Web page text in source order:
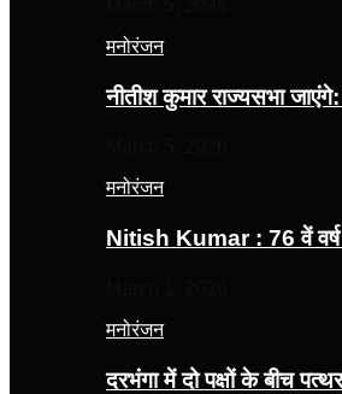
मनोरंजन
नीतीश कुमार राज्यसभा
मनोरंजन
Nitish Kumar : 76 वें
मनोरंजन
दरभंगा में दो पक्षों के बीच